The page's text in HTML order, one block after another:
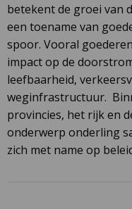
betekent de groei van
een toename van
spoor. Vooral
impact op de
leefbaarheid,
weginfrastructuur.
provincies, het rijk en
onderwerp onderling
zich met name op